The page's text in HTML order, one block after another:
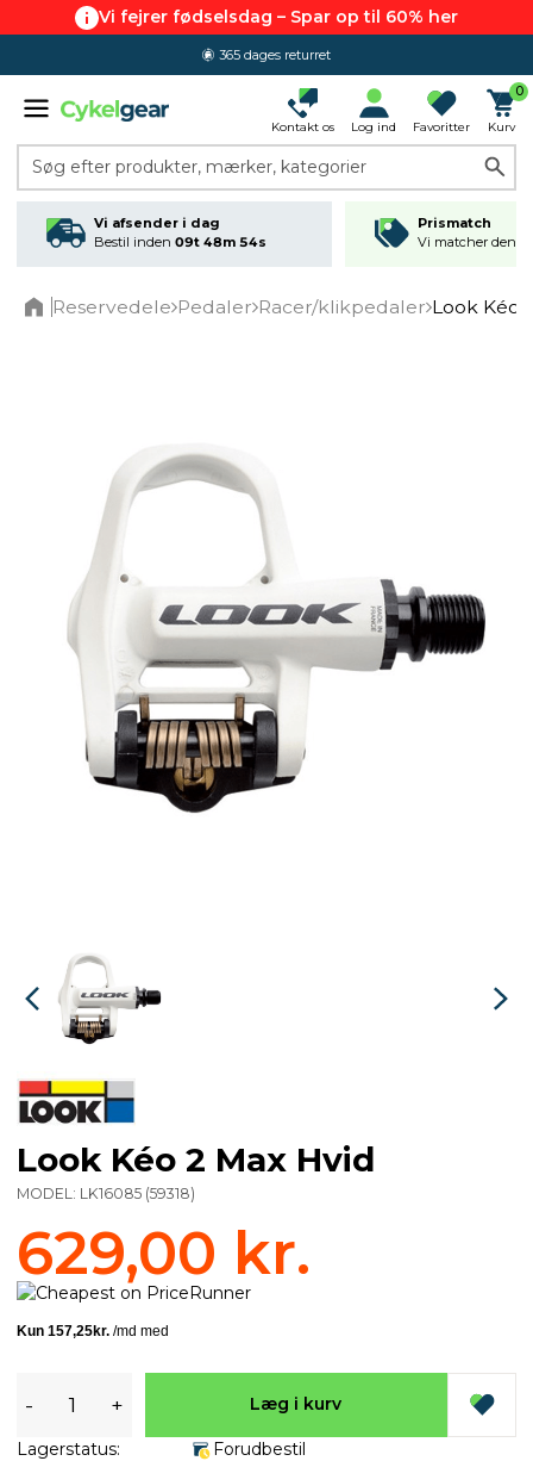
Vi fejrer fødselsdag – Spar op til 60% her
365 dages returret
Kontakt os Log ind Favoritter
0
Kurv
Søg efter produkter, mærker, kategorier
Vi afsender i dag
Bestil inden 09t 48m 53s
Prismatch
Vi matcher den
Reservedele Pedaler Racer/klikpedaler Look Kéo
Look Kéo 2 Max Hvid
MODEL: LK16085 (59318)
629,00 kr.
- + Læg i kurv
Lagerstatus:
Forudbestil